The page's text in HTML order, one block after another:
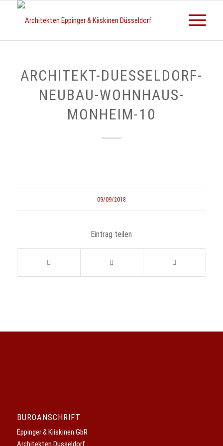
ARCHITEKT-DUESSELDORF-
NEUBAU-WOHNHAUS-
MONHEIM-10
09/09/2018
Eintrag teilen
BÜROANSCHRIFT
Eppinger & Kiiskinen GbR
Architekten Düsseldorf